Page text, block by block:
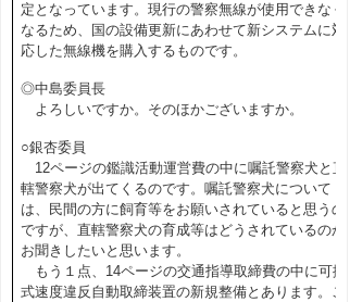
定となっています。現行の警察無線が使用できなく
なるため、国の設備更新にあわせて新システムに対
応した無線機を購入するものです。
◎中島委員長
よろしいですか。そのほかございますか。
○銀杏委員
12ページの鑑識活動運営費の中に嘱託警察犬と直
轄警察犬が出てくるのです。嘱託警察犬について
は、民間の方に飼育等をお願いされていると思うの
ですが、直轄警察犬の育成等はどうされているのか
お聞きしたいと思います。
もう１点、14ページの交通指導取締費の中に可搬
式速度違反自動取締装置の新規整備とあります。こ